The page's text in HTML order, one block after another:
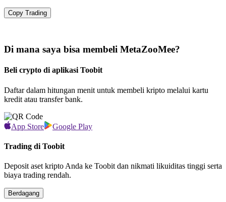
Copy Trading
Di mana saya bisa membeli MetaZooMee?
Beli crypto di aplikasi Toobit
Daftar dalam hitungan menit untuk membeli kripto melalui kartu
kredit atau transfer bank.
App Store Google Play
Trading di Toobit
Deposit aset kripto Anda ke Toobit dan nikmati likuiditas tinggi serta
biaya trading rendah.
Berdagang